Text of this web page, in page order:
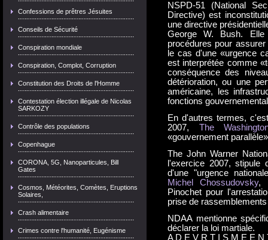
Confessions de prêtres Jésuites
Conseils de Sécurité
Conspiration mondiale
Conspiration, Complot, Corruption
Constitution des Droits de l'Homme
Contestation élection illégale de Nicolas
SARKOZY
Contrôle des populations
Copenhague
CORONA, 5G, Nanoparticules, Bill
Gates
Cosmos, Météorites, Comètes, Eruptions
Solaires,
Crash alimentaire
Crimes contre l'humanité, Eugénisme
NSPD-51 (National
Directive) est
une directive
George W. Bush.
procédures pour
le cas d'une «urgence
est interprétée comme
conséquence des
détérioration, ou une
américaine, les
fonctions
En d'autres termes,
2007, The
«gouvernement
The John Warner
l'exercice 2007,
d'une "urgence
Michel Chossudovsky,
Pinochet pour
prise de
NDAA mentionne
déclarer la loi martiale.
A D E V R T I S M E E N